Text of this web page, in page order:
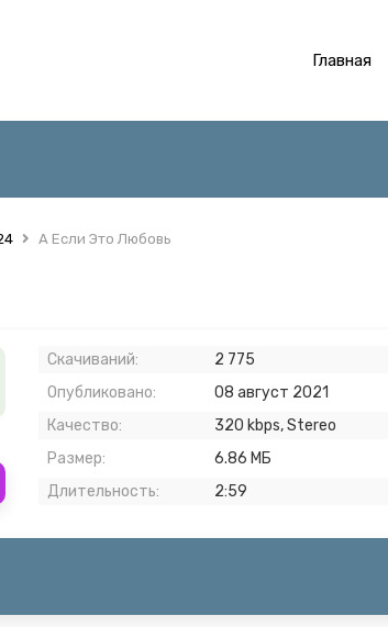
Главная
А Если Это Любовь
Скачиваний:
2 775
Опубликовано:
08 август 2021
Качество:
320 kbps, Stereo
Размер:
6.86 МБ
Длительность:
2:59